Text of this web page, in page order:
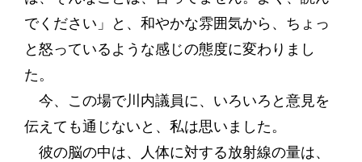
でください」と、和やかな雰囲気から、ちょっ
と怒っているような感じの態度に変わりまし
た。
今、この場で川内議員に、いろいろと意見を
伝えても通じないと、私は思いました。
彼の脳の中は、人体に対する放射線の量は、